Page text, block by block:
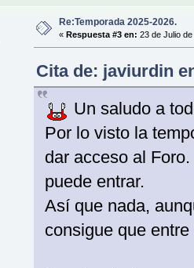
Re:Temporada 2025-2026.
« Respuesta #3 en: 23 de Julio
Cita de: javiurdin
Un saludo a
Por lo visto la
dar acceso al
puede entrar.
Así que nada,
consigue que